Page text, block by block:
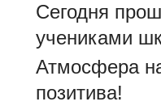
Сегодня
учениками
Атмосфера
позитива!